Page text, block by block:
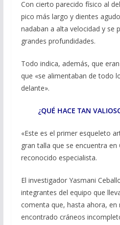
Con cierto parecido físico al
pico más largo y dientes
nadaban a alta velocidad y se
grandes profundidades.
Todo indica, además, que
que «se alimentaban de todo
delante».
¿QUÉ HACE TAN
«Este es el primer esqueleto
gran talla que se encuentra en
reconocido especialista.
El investigador Yasmani
integrantes del equipo que
comenta que, hasta ahora, en
encontrado cráneos